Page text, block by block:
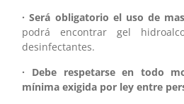
· Será obligatorio el uso de
podrá encontrar gel
desinfectantes.
· Debe respetarse en todo
mínima exigida por ley entre